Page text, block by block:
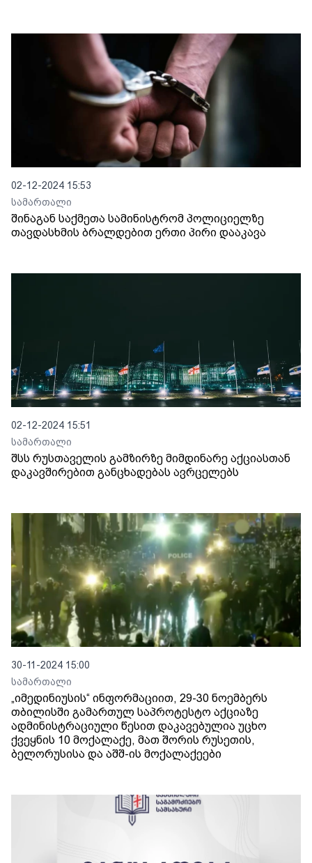
02-12-2024 15:53
სამართალი
შინაგან საქმეთა სამინისტრომ პოლიციელზე
თავდასხმის ბრალდებით ერთი პირი დააკავა
02-12-2024 15:51
სამართალი
შსს რუსთაველის გამზირზე მიმდინარე აქციასთან
დაკავშირებით განცხადებას ავრცელებს
30-11-2024 15:00
სამართალი
„იმედინიუსის“ ინფორმაციით, 29-30 ნოემბერს
თბილისში გამართულ საპროტესტო აქციაზე
ადმინისტრაციული წესით დაკავებულია უცხო
ქვეყნის 10 მოქალაქე, მათ შორის რუსეთის,
ბელორუსისა და აშშ-ის მოქალაქეები